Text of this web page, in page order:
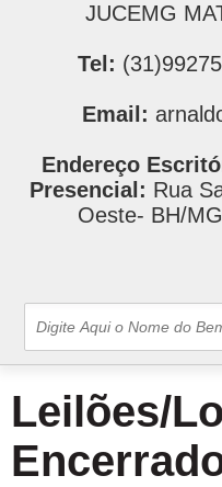
JUCEMG
Tel:
Email:
Endereço
Presencial: Rua
Oeste- BH/
Leilões/